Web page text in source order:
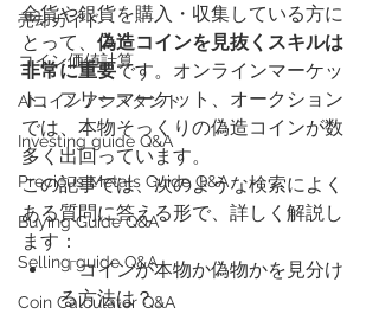
売却ガイド
​コイン価値計算
AIコインアシスタント
Investing guide Q&A
Precious Metals Guide Q&A
Buying Guide Q&A
Selling guide Q&A
Coin Calculator Q&A
金貨や銀貨を購入・収集している方に
とって、 偽造コインを見抜くスキルは
非常に重要です。オンラインマーケッ
ト、フリーマーケット、オークション
では、本物そっくりの偽造コインが数
多く出回っています。
この記事では、次のような検索によく
ある質問に答える形で、詳しく解説し
ます：
「コインが本物か偽物かを見分け
る方法は？」